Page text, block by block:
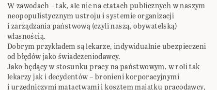
W zawodach – tak, ale nie na etatach publicznych w naszym
neopopulistycznym ustroju i systemie organizacji
i zarządzania państwową (czyli naszą, obywatelską)
własnością.
Dobrym przykładem są lekarze, indywidualnie ubezpieczeni
od błędów jako świadczeniodawcy.
Jako będący w stosunku pracy na państwowym, w roli tak
lekarzy jak i decydentów – bronieni korporacyjnymi
i urzędniczymi matactwami i kosztem majątku pracodawcy,